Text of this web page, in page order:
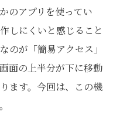
のアプリを使ってい
しにくいと感じること
のが「簡易アクセス」
面の上半分が下に移動
ます。今回は、この機